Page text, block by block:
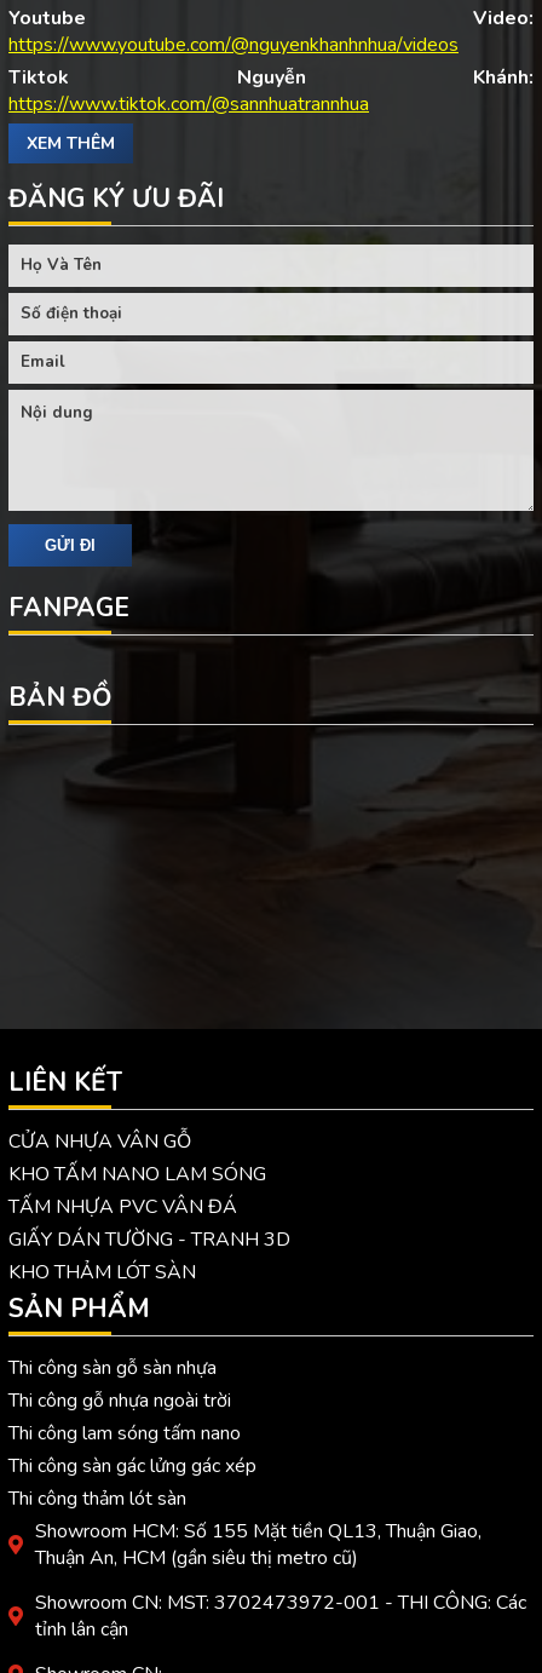
Youtube Video:
https://www.youtube.com/@nguyenkhanhnhua/videos
Tiktok Nguyễn Khánh:
https://www.tiktok.com/@sannhuatrannhua
XEM THÊM
ĐĂNG KÝ ƯU ĐÃI
FANPAGE
BẢN ĐỒ
LIÊN KẾT
CỬA NHỰA VÂN GỖ
KHO TẤM NANO LAM SÓNG
TẤM NHỰA PVC VÂN ĐÁ
GIẤY DÁN TƯỜNG - TRANH 3D
KHO THẢM LÓT SÀN
SẢN PHẨM
Thi công sàn gỗ sàn nhựa
Thi công gỗ nhựa ngoài trời
Thi công lam sóng tấm nano
Thi công sàn gác lửng gác xép
Thi công thảm lót sàn
Showroom HCM: Số 155 Mặt tiền QL13, Thuận Giao,
Thuận An, HCM (gần siêu thị metro cũ)
Showroom CN: MST: 3702473972-001 - THI CÔNG: Các
tỉnh lân cận